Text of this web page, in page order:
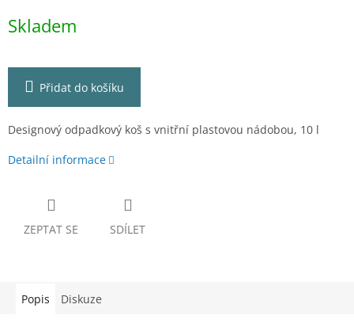
cena:
Skladem
Přidat do košíku
Designový odpadkový koš s vnitřní plastovou nádobou, 10 l
Detailní informace
ZEPTAT SE SDÍLET
Popis Diskuze